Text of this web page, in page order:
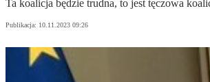
Ta koalicja będzie trudna, to jest tęczowa
Publikacja: 10.11.2023 09:26